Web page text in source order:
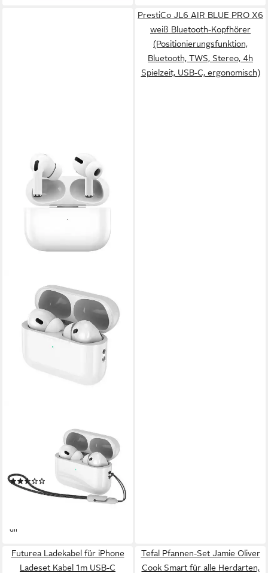
Kabellos Bluetooth Headset 2.
Generation In-Ear-Kopfhörer
(4 Std. Laufzeit, Wireless, mit
Ladecase)
(15)
29,99 € UVP79,99 €
dir
PrestiCo JL6 AIR BLUE PRO X6
weiß Bluetooth-Kopfhörer
(Positionierungsfunktion,
Bluetooth, TWS, Stereo, 4h
Spielzeit, USB-C, ergonomisch)
Futurea Ladekabel für iPhone
Ladeset Kabel 1m USB-C
Tefal Pfannen-Set Jamie Oliver
Cook Smart für alle Herdarten,